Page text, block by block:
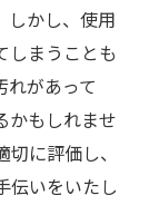
しかし、使用
しまうことも
れがあって
かもしれませ
に評価し、
伝いをいたし